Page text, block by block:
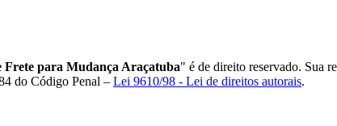
Frete para Mudança Araçatuba" é de direito reservado. Sua
do Código Penal – Lei 9610/98 - Lei de direitos autorais.